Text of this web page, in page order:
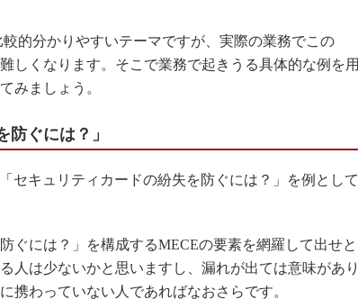
的分かりやすいテーマですが、実際の業務でこの
しくなります。そこで業務で起きうる具体的な例を用
みましょう。
防ぐには？」
セキュリティカードの紛失を防ぐには？」を例として
ぐには？」を構成するMECEの要素を網羅して出せと
人は少ないかと思いますし、漏れが出ては意味があり
携わっていない人であればなおさらです。